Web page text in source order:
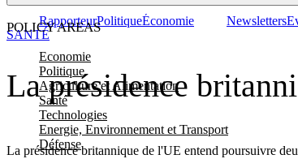
POLICY AREAS
Economie
Politique
Agriculture et Alimentation
Santé
Technologies
Energie, Environnement et Transport
Défense
RapporteurPolitiqueÉconomie Newsletters
La présidence
La présidence britannique de l'UE entend poursuivre
SANTÉ